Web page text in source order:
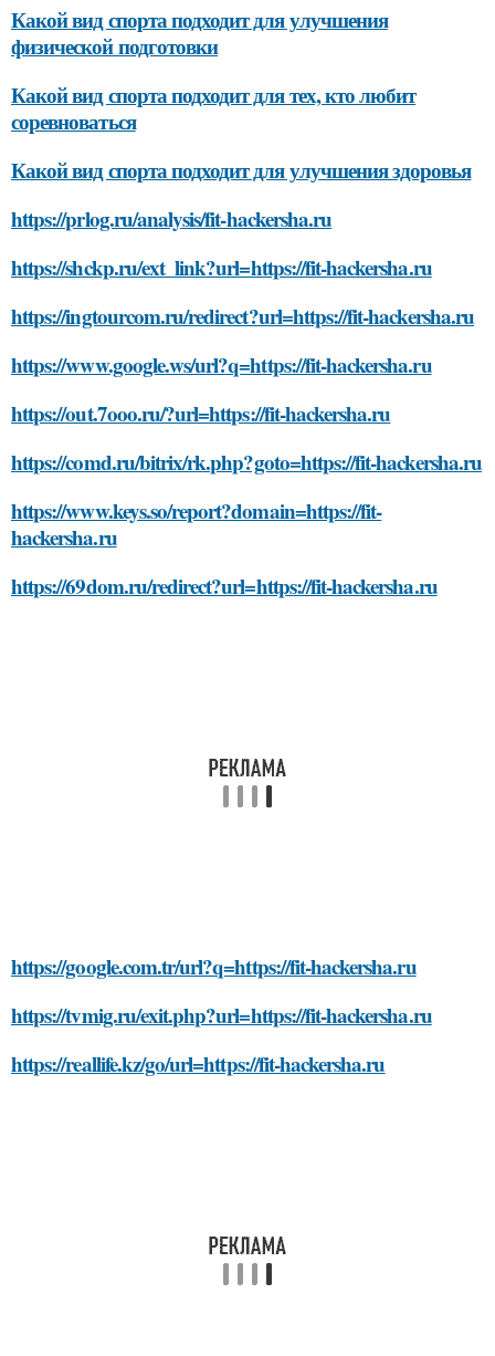
Какой вид спорта подходит для улучшения
физической подготовки
Какой вид спорта подходит для тех, кто любит
соревноваться
Какой вид спорта подходит для улучшения здоровья
https://prlog.ru/analysis/fit-hackersha.ru
https://shckp.ru/ext_link?url=https://fit-hackersha.ru
https://ingtourcom.ru/redirect?url=https://fit-hackersha.ru
https://www.google.ws/url?q=https://fit-hackersha.ru
https://out.7ooo.ru/?url=https://fit-hackersha.ru
https://comd.ru/bitrix/rk.php?goto=https://fit-hackersha.ru
https://www.keys.so/report?domain=https://fit-
hackersha.ru
https://69dom.ru/redirect?url=https://fit-hackersha.ru
https://google.com.tr/url?q=https://fit-hackersha.ru
https://tvmig.ru/exit.php?url=https://fit-hackersha.ru
https://reallife.kz/go/url=https://fit-hackersha.ru